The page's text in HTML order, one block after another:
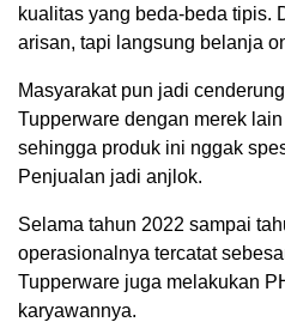
kualitas yang beda-beda tipis.
arisan, tapi langsung belanja
Masyarakat pun jadi
Tupperware dengan merek
sehingga produk ini nggak
Penjualan jadi anjlok.
Selama tahun 2022 sampai
operasionalnya tercatat
Tupperware juga melakukan
karyawannya.